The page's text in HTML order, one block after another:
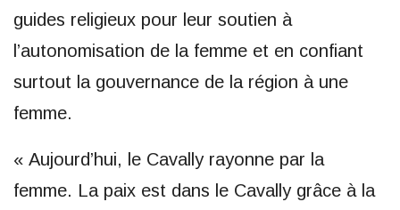
guides religieux pour leur soutien à
l’autonomisation de la femme et en confiant
surtout la gouvernance de la région à une
femme.
« Aujourd’hui, le Cavally rayonne par la
femme. La paix est dans le Cavally grâce à la